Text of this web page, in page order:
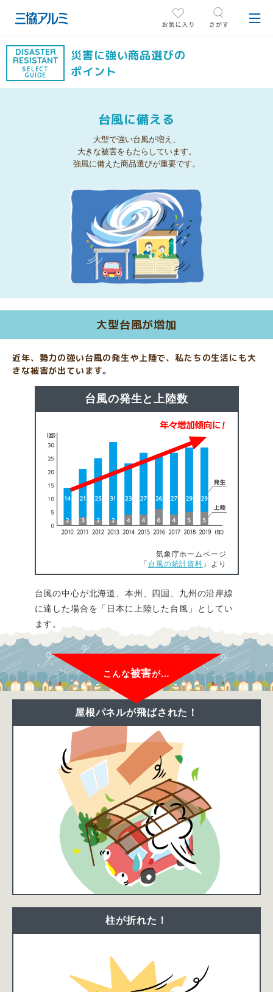
DISASTER
RESISTANT
SELECT
GUIDE
災害に強い商品選びの
ポイント
台風に備える
大型で強い台風が増え、
大きな被害を もたらしています。
強風に備えた商品選びが重要です。
大型台風が増加
近年、勢力の強い台風の発生や上陸で、私たちの生活にも大
きな被害が出ています。
台風の発生と上陸数
気象庁ホームページ
「 台風の統計資料 」より
台風の中心が北海道、本州、四国、九州の沿岸線
に達した場合を「日本に上陸した台風」としてい
ます。
こんな被害が…
屋根パネルが飛ばされた！
柱が折れた！